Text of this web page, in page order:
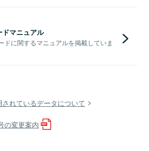
マニュアル
ドに関するマニュアルを掲載していま
れているデータについて
の変更案内